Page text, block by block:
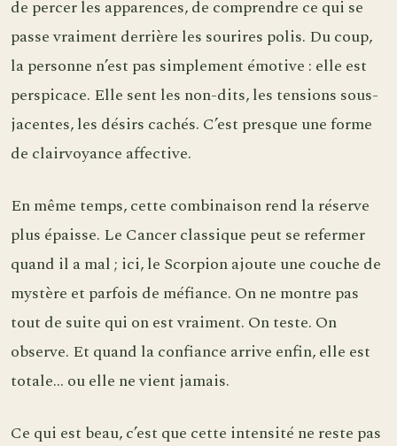
de percer les apparences, de comprendre ce qui se
passe vraiment derrière les sourires polis. Du coup,
la personne n’est pas simplement émotive : elle est
perspicace. Elle sent les non-dits, les tensions sous-
jacentes, les désirs cachés. C’est presque une forme
de clairvoyance affective.
En même temps, cette combinaison rend la réserve
plus épaisse. Le Cancer classique peut se refermer
quand il a mal ; ici, le Scorpion ajoute une couche de
mystère et parfois de méfiance. On ne montre pas
tout de suite qui on est vraiment. On teste. On
observe. Et quand la confiance arrive enfin, elle est
totale… ou elle ne vient jamais.
Ce qui est beau, c’est que cette intensité ne reste pas